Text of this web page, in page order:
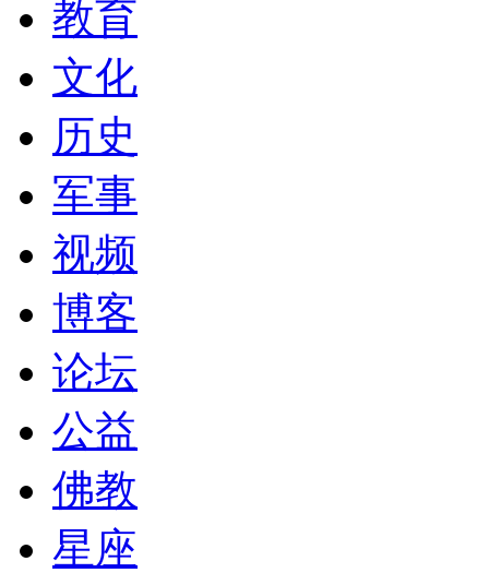
教育
文化
历史
军事
视频
博客
论坛
公益
佛教
星座